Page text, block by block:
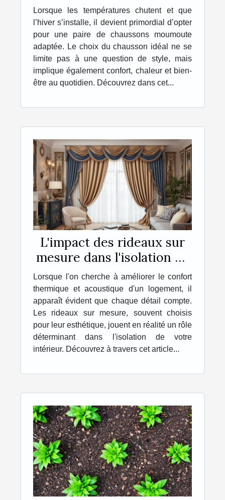
pour l'hiver ?
Lorsque les températures chutent et que
l’hiver s’installe, il devient primordial d’opter
pour une paire de chaussons moumoute
adaptée. Le choix du chausson idéal ne se
limite pas à une question de style, mais
implique également confort, chaleur et bien-
être au quotidien. Découvrez dans cet...
L'impact des rideaux sur
mesure dans l'isolation de
votre intérieur
Lorsque l'on cherche à améliorer le confort
thermique et acoustique d'un logement, il
apparaît évident que chaque détail compte.
Les rideaux sur mesure, souvent choisis
pour leur esthétique, jouent en réalité un rôle
déterminant dans l'isolation de votre
intérieur. Découvrez à travers cet article...